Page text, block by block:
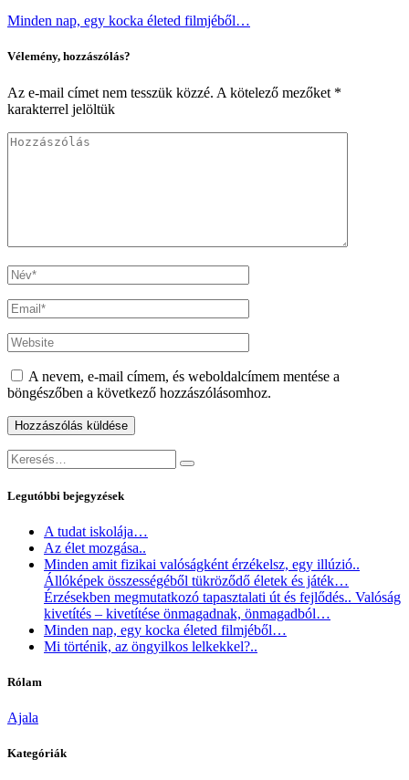
Minden nap, egy kocka életed filmjéből…
Vélemény, hozzászólás?
Az e-mail címet nem tesszük közzé. A kötelező mezőket *
karakterrel jelöltük
A nevem, e-mail címem, és weboldalcímem mentése a
böngészőben a következő hozzászólásomhoz.
Keresés:
Keresés
Legutóbbi bejegyzések
A tudat iskolája…
Az élet mozgása..
Minden amit fizikai valóságként érzékelsz, egy illúzió..
Állóképek összességéből tükröződő életek és játék…
Érzésekben megmutatkozó tapasztalati út és fejlődés.. Valóság
kivetítés – kivetítése önmagadnak, önmagadból…
Minden nap, egy kocka életed filmjéből…
Mi történik, az öngyilkos lelkekkel?..
Rólam
Ajala
Kategóriák